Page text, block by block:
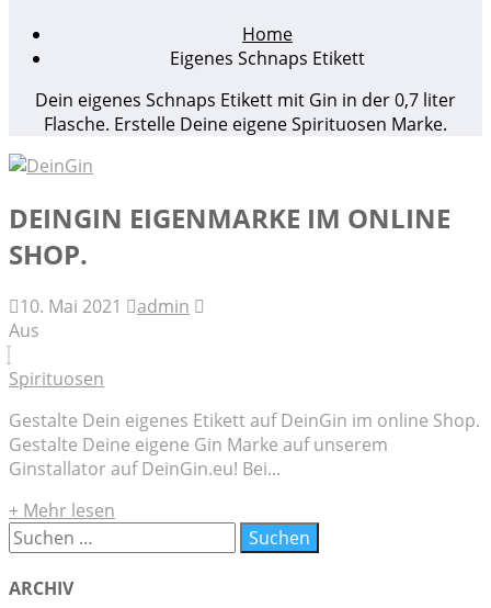
Home
Eigenes Schnaps Etikett
Dein eigenes Schnaps Etikett mit Gin in der 0,7 liter
Flasche. Erstelle Deine eigene Spirituosen Marke.
DEINGIN EIGENMARKE IM ONLINE
SHOP.
10. Mai 2021
admin
Aus
Spirituosen
Gestalte Dein eigenes Etikett auf DeinGin im online Shop.
Gestalte Deine eigene Gin Marke auf unserem
Ginstallator auf DeinGin.eu! Bei...
+ Mehr lesen
ARCHIV